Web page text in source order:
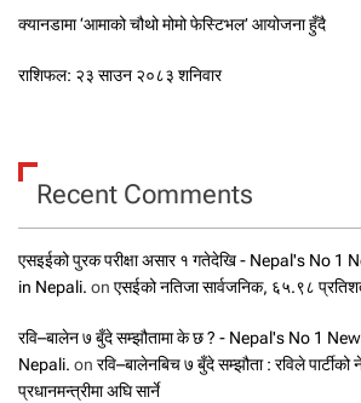
क्यानडामा ‘आमाको चौथो मोमो फेस्टिभल’ आयोजना हुँदै
राशिफल: २३ साउन २०८३ शनिवार
Recent Comments
एसइईको पुरक परीक्षा असार १ गतेदेखि - Nepal's No
in Nepali. on एसईको नतिजा सार्वजनिक, ६५.९८ प्रतिशत
रवि–बालेन ७ बुँदे सम्झौतामा के छ ? - Nepal's No 1
Nepali. on रवि–बालेनबिच ७ बुँदे सम्झौता : रविले
प्रधानमन्त्रीमा अघि सार्ने